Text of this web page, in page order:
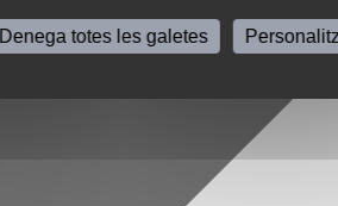
Denega totes les galetes